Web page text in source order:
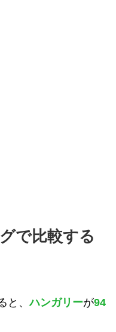
で比較する
と、ハンガリーが94